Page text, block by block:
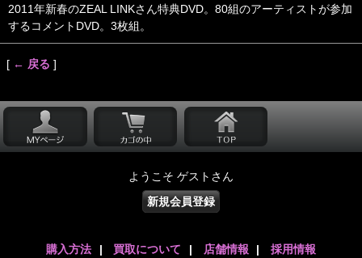
2011年新春のZEAL LINKさん特典DVD。80組のアーティストが参加
するコメントDVD。3枚組。
[ ← 戻る ]
ようこそ ゲストさん
新規会員登録
購入方法 | 買取について | 店舗情報 | 採用情報